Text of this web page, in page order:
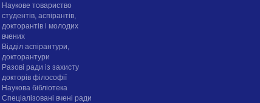
Наукове товариство
студентів, аспірантів,
докторантів і молодих
вчених
Відділ аспірантури,
докторантури
Разові ради із захисту
докторів філософії
Наукова бібліотека
Спеціалізовані вчені ради